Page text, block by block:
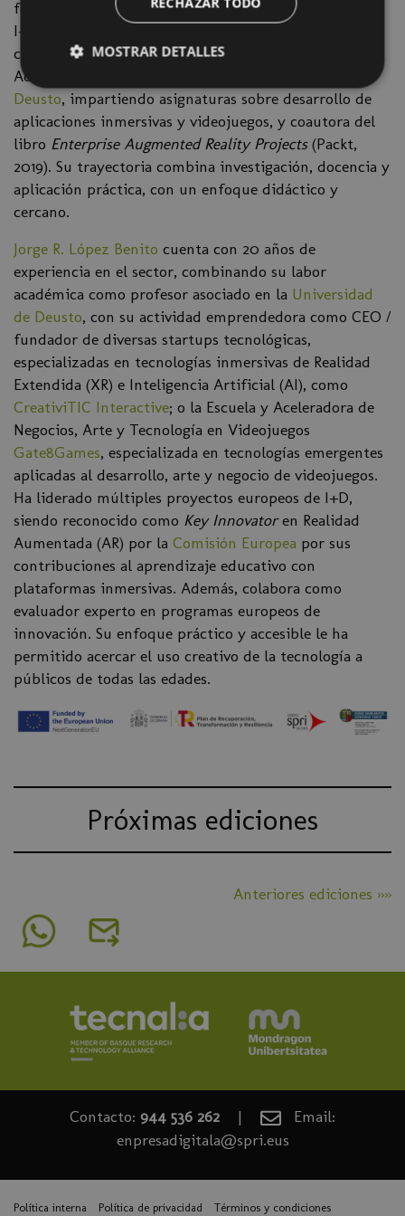
formado parte de múltiples proyectos europeos de
I+D. En 2019 fue reconocida por la
como
Key Innovatoren Realidad Aumentada (AR).
Además, es profesora asociada en la
Deusto, impartiendo asignaturas sobre desarrollo de
aplicaciones inmersivas y videojuegos, y coautora del
libro Enterprise Augmented Reality Projects(Packt,
2019). Su trayectoria combina investigación, docencia y
aplicación práctica, con un enfoque didáctico y
cercano.
Jorge R. López Benito cuenta con 20 años de
experiencia en el sector, combinando su labor
académica como profesor asociado en la Universidad
de Deusto, con su actividad emprendedora como CEO /
fundador de diversas startups tecnológicas,
especializadas en tecnologías inmersivas de Realidad
Extendida (XR) e Inteligencia Artificial (AI), como
CreativiTIC Interactive; o la Escuela y Aceleradora de
Negocios, Arte y Tecnología en Videojuegos
Gate8Games, especializada en tecnologías emergentes
aplicadas al desarrollo, arte y negocio de videojuegos.
Ha liderado múltiples proyectos europeos de I+D,
siendo reconocido como Key Innovatoren Realidad
Aumentada (AR) por la Comisión Europea por sus
contribuciones al aprendizaje educativo con
plataformas inmersivas. Además, colabora como
evaluador experto en programas europeos de
innovación. Su enfoque práctico y accesible le ha
permitido acercar el uso creativo de la tecnología a
públicos de todas las edades.
Próximas ediciones
Anteriores ediciones »»
Contacto: 944 536 262 |
Email:
enpresadigitala@spri.eus
Política interna Política de privacidad Términos y condiciones
MOSTRAR DETALLES